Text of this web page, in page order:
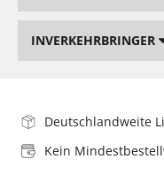
INVERKEHRBRINGER
Deutschlandweite
Kein